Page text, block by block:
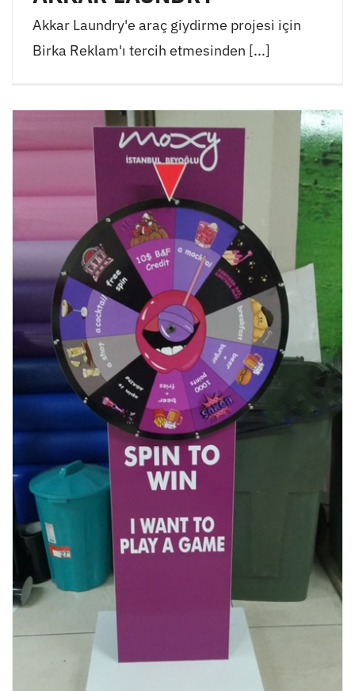
Akkar Laundry'e araç giydirme projesi için
Birka Reklam'ı tercih etmesinden [...]